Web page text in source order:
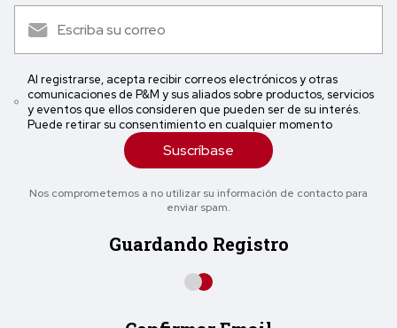
Al registrarse, acepta recibir correos electrónicos y otras
comunicaciones de P&M y sus aliados sobre productos, servicios
y eventos que ellos consideren que pueden ser de su interés.
Puede retirar su consentimiento en cualquier momento
Suscríbase
Nos comprometemos a no utilizar su información de contacto para
enviar spam.
Guardando Registro